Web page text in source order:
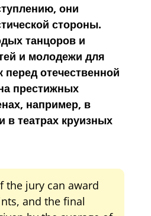
они
стороны.
танцоров и
и молодежи для
перед отечественной
престижных
например, в
в театрах круизных
the jury can award
and the final